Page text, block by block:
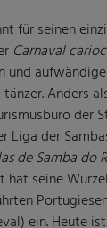
für seinen
Carnaval
und
Anders
der
Liga der
de Samba do
hat seine
ein. Heute